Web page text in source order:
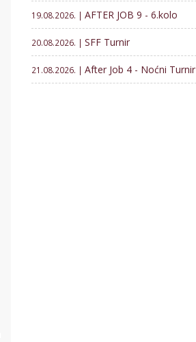
19.08.2026. | AFTER JOB 9 - 6.kolo
20.08.2026. | SFF Turnir
21.08.2026. | After Job 4 - Noćni Turnir